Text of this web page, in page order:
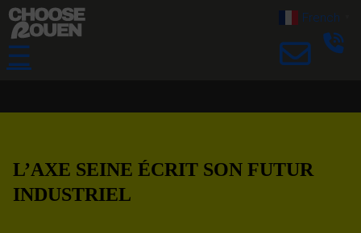
☰
French
L’AXE SEINE ÉCRIT SON FUTUR
INDUSTRIEL